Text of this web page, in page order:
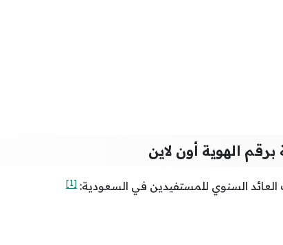
برقم الهوية أون لاين
السنوي للمستفيدين في السعودية: [1]